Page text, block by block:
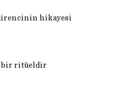
hikayesi
bir ritüeldir